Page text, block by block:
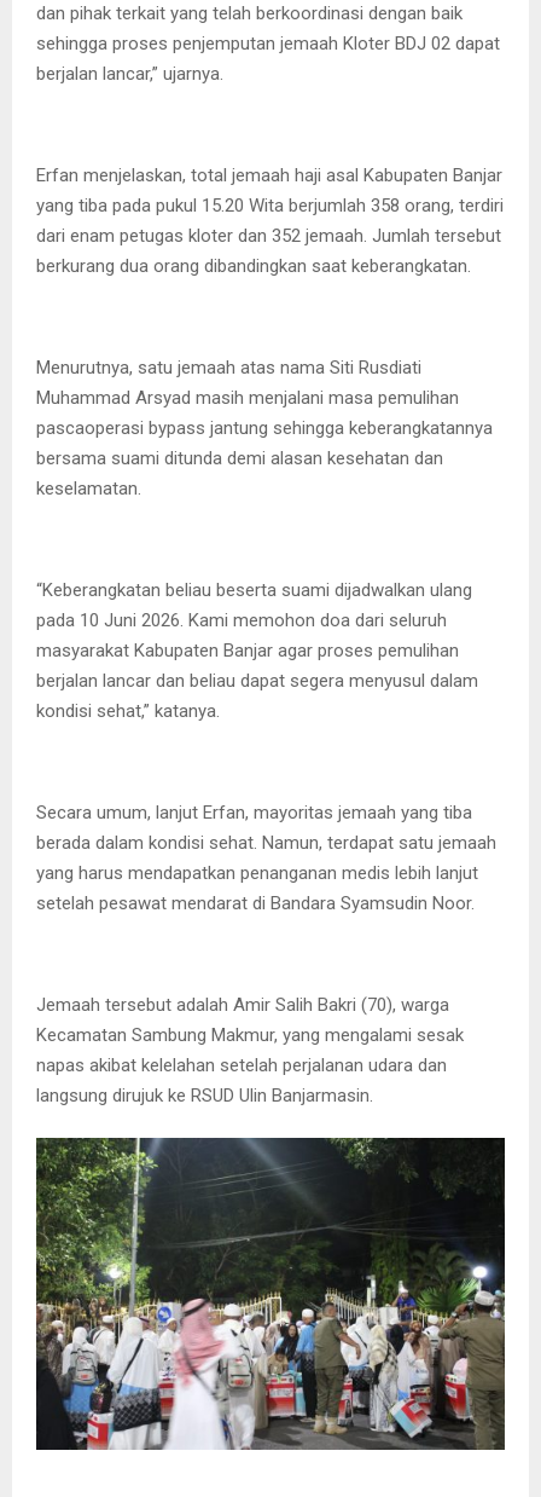
dan pihak terkait yang telah berkoordinasi dengan baik
sehingga proses penjemputan jemaah Kloter BDJ 02 dapat
berjalan lancar,” ujarnya.
Erfan menjelaskan, total jemaah haji asal Kabupaten Banjar
yang tiba pada pukul 15.20 Wita berjumlah 358 orang, terdiri
dari enam petugas kloter dan 352 jemaah. Jumlah tersebut
berkurang dua orang dibandingkan saat keberangkatan.
Menurutnya, satu jemaah atas nama Siti Rusdiati
Muhammad Arsyad masih menjalani masa pemulihan
pascaoperasi bypass jantung sehingga keberangkatannya
bersama suami ditunda demi alasan kesehatan dan
keselamatan.
“Keberangkatan beliau beserta suami dijadwalkan ulang
pada 10 Juni 2026. Kami memohon doa dari seluruh
masyarakat Kabupaten Banjar agar proses pemulihan
berjalan lancar dan beliau dapat segera menyusul dalam
kondisi sehat,” katanya.
Secara umum, lanjut Erfan, mayoritas jemaah yang tiba
berada dalam kondisi sehat. Namun, terdapat satu jemaah
yang harus mendapatkan penanganan medis lebih lanjut
setelah pesawat mendarat di Bandara Syamsudin Noor.
Jemaah tersebut adalah Amir Salih Bakri (70), warga
Kecamatan Sambung Makmur, yang mengalami sesak
napas akibat kelelahan setelah perjalanan udara dan
langsung dirujuk ke RSUD Ulin Banjarmasin.